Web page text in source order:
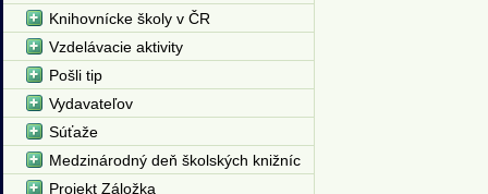
Knihovnícke školy v ČR
Vzdelávacie aktivity
Pošli tip
Vydavateľov
Súťaže
Medzinárodný deň školských knižníc
Projekt Záložka